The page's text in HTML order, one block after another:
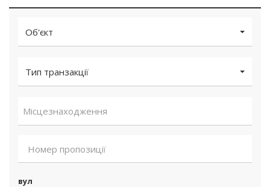
Об'єкт
Тип транзакції
Місцезнаходження
вул